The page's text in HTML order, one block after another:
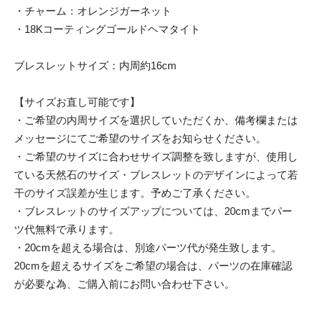
・チャーム：オレンジガーネット
・18Kコーティングゴールドヘマタイト
ブレスレットサイズ：内周約16cm
【サイズお直し可能です】
・ご希望の内周サイズを選択していただくか、備考欄または
メッセージにてご希望のサイズをお知らせください。
・ご希望のサイズに合わせサイズ調整を致しますが、使用し
ている天然石のサイズ・ブレスレットのデザインによって若
干のサイズ誤差が生じます。予めご了承ください。
・ブレスレットのサイズアップについては、20cmまでパー
ツ代無料で承ります。
・20cmを超える場合は、別途パーツ代が発生致します。
20cmを超えるサイズをご希望の場合は、パーツの在庫確認
が必要な為、ご購入前にお問い合わせ下さい。